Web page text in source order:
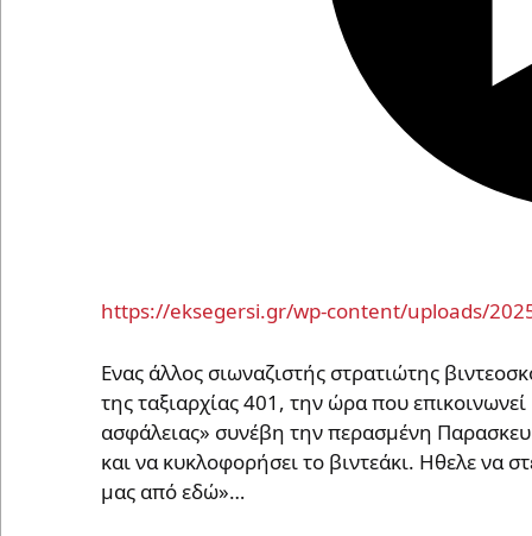
https://eksegersi.gr/wp-content/uploads/
Ενας άλλος σιωναζιστής στρατιώτης
της ταξιαρχίας 401, την ώρα που
ασφάλειας» συνέβη την περασμένη
και να κυκλοφορήσει το βιντεάκι. Ηθελε να
μας από εδώ»…